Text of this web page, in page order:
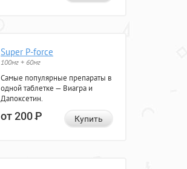
Super P-force
100мг + 60мг
Самые популярные препараты в
одной таблетке — Виагра и
Дапоксетин.
от 200Р Купить